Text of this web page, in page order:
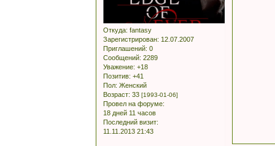
Откуда: fantasy
Зарегистрирован: 12.07.2007
Приглашений: 0
Сообщений: 2289
Уважение: +18
Позитив: +41
Пол: Женский
Возраст: 33 [1993-01-06]
Провел на форуме:
18 дней 11 часов
Последний визит:
11.11.2013 21:43